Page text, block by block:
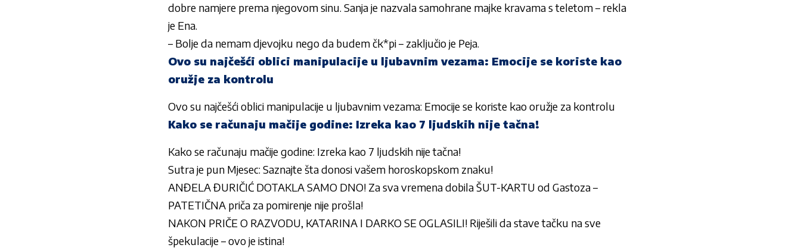
dobre namjere prema njegovom sinu. Sanja je nazvala samohrane majke kravama s teletom – rekla
je Ena.
– Bolje da nemam djevojku nego da budem čk*pi – zaključio je Peja.
Ovo su najčešći oblici manipulacije u ljubavnim vezama: Emocije se koriste kao
oružje za kontrolu
Ovo su najčešći oblici manipulacije u ljubavnim vezama: Emocije se koriste kao oružje za kontrolu
Kako se računaju mačije godine: Izreka kao 7 ljudskih nije tačna!
Kako se računaju mačije godine: Izreka kao 7 ljudskih nije tačna!
Sutra je pun Mjesec: Saznajte šta donosi vašem horoskopskom znaku!
ANĐELA ĐURIČIĆ DOTAKLA SAMO DNO! Za sva vremena dobila ŠUT-KARTU od Gastoza –
PATETIČNA priča za pomirenje nije prošla!
NAKON PRIČE O RAZVODU, KATARINA I DARKO SE OGLASILI! Riješili da stave tačku na sve
špekulacije – ovo je istina!